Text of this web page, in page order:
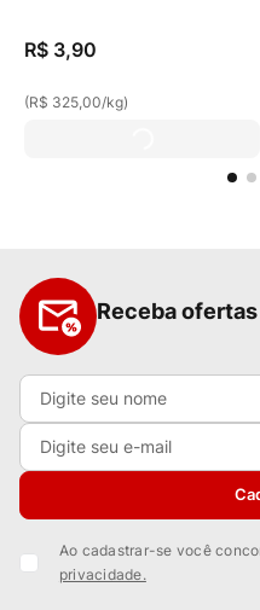
R$ 3,90
(R$ 325,00/kg)
Receba
Ao cadastrar-se você
privacidade.